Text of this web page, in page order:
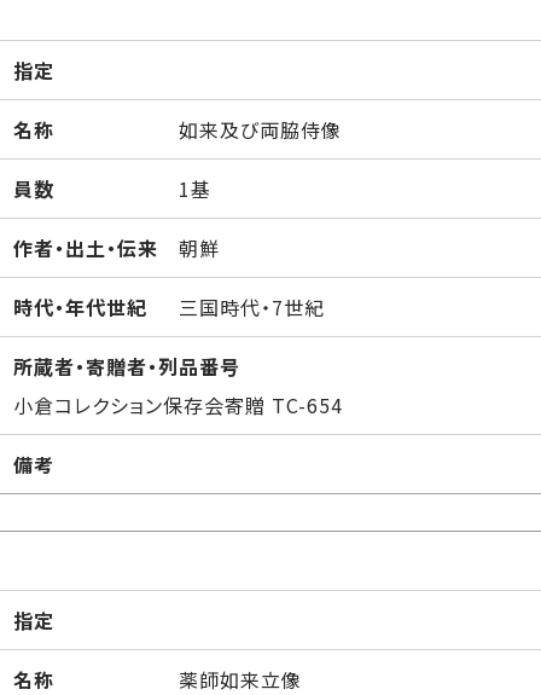
指定
名称 如来及び両脇侍像
員数 1基
作者・出土・伝来 朝鮮
時代・年代世紀 三国時代・7世紀
所蔵者・寄贈者・列品番号
小倉コレクション保存会寄贈 TC-654
備考
指定
名称 薬師如来立像